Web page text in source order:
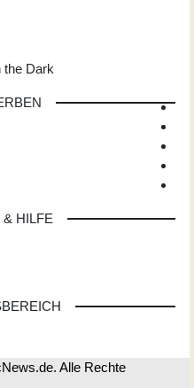
the Dark
& HILFE
Alle Rechte